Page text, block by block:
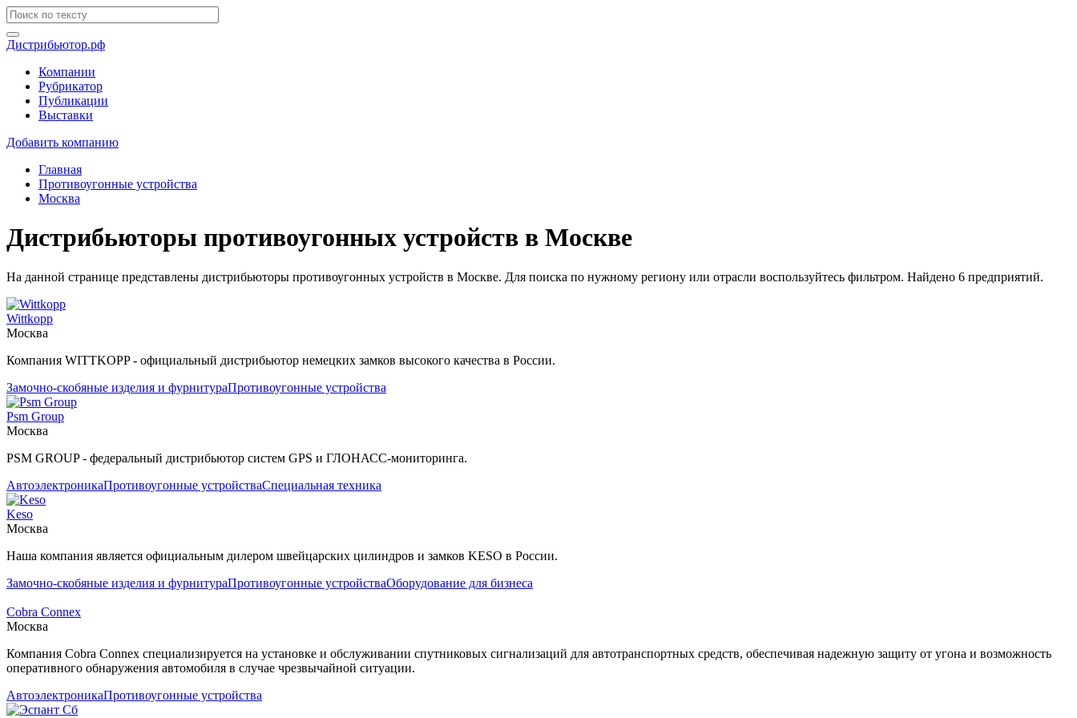
Дистрибьютор.рф
Компании
Рубрикатор
Публикации
Выставки
Добавить компанию
Главная
Противоугонные устройства
Москва
Дистрибьюторы противоугонных устройств в Москве
На данной странице представлены дистрибьюторы противоугонных устройств в Москве. Для поиска по нужному региону или отрасли воспользуйтесь фильтром. Найдено 6 предприятий.
Wittkopp
Москва
Компания WITTKOPP - официальный дистрибьютор немецких замков высокого качества в России.
Замочно-скобяные изделия и фурнитураПротивоугонные устройства
Psm Group
Москва
PSM GROUP - федеральный дистрибьютор систем GPS и ГЛОНАСС-мониторинга.
АвтоэлектроникаПротивоугонные устройстваСпециальная техника
Keso
Москва
Наша компания является официальным дилером швейцарских цилиндров и замков KESO в России.
Замочно-скобяные изделия и фурнитураПротивоугонные устройстваОборудование для бизнеса
Cobra Connex
Москва
Компания Cobra Connex специализируется на установке и обслуживании спутниковых сигнализаций для автотранспортных средств, обеспечивая надежную защиту от угона и возможность
оперативного обнаружения автомобиля в случае чрезвычайной ситуации.
АвтоэлектроникаПротивоугонные устройства